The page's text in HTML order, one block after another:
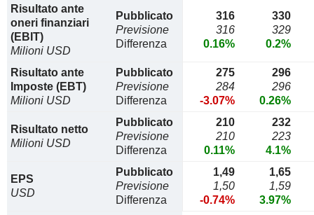
Risultato ante
oneri finanziari
(EBIT)
Milioni USD
Pubblicato
Previsione
Differenza
316
316
0.16%
330
329
0.2%
Risultato ante
Imposte (EBT)
Milioni USD
Pubblicato
Previsione
Differenza
275
284
-3.07%
296
296
0.26%
Risultato netto
Milioni USD
Pubblicato
Previsione
Differenza
210
210
0.11%
232
223
4.1%
EPS
USD
Pubblicato
Previsione
Differenza
1,49
1,50
-0.74%
1,65
1,59
3.97%